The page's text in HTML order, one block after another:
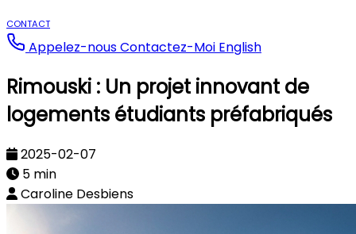
CONTACT
Appelez-nousContactez-Moi English
Rimouski : Un projet innovant de
logements étudiants préfabriqués
2025-02-07
5 min
Caroline Desbiens